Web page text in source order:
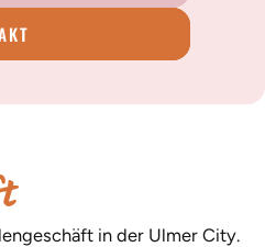
in der Ulmer City.